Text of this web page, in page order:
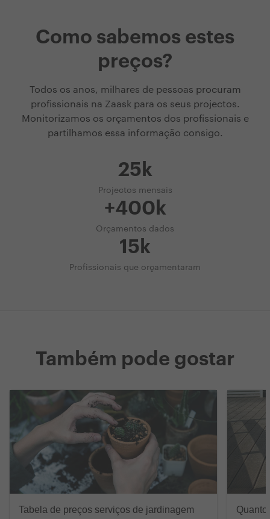
Como sabemos estes
preços?
Todos os anos, milhares de pessoas procuram
profissionais na Zaask para os seus projectos.
Monitorizamos os orçamentos dos profissionais e
partilhamos essa informação consigo.
25k
Projectos mensais
+400k
Orçamentos dados
15k
Profissionais que orçamentaram
Também pode gostar
Tabela de preços serviços de jardinagem